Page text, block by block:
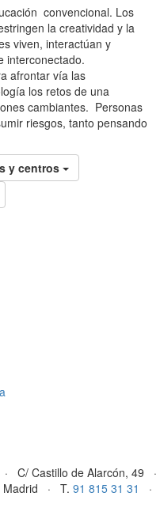
convencional. Los
la creatividad y la
viven, interactúan y
interconectado.
afrontar vía las
los retos de una
cambiantes. Personas
riesgos, tanto pensando
y centros
C/ Castillo de Alarcón, 49 ·
Madrid · T. 91 815 31 31
·